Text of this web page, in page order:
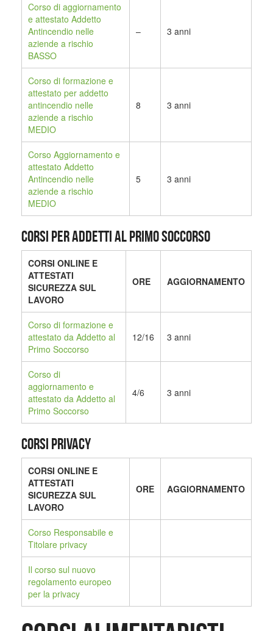
Corso di aggiornamento
e attestato Addetto
Antincendio nelle
aziende a rischio
BASSO
– 3 anni
Corso di formazione e
attestato per addetto
antincendio nelle
aziende a rischio
MEDIO
8 3 anni
Corso Aggiornamento e
attestato Addetto
Antincendio nelle
aziende a rischio
MEDIO
5 3 anni
CORSI PER ADDETTI AL PRIMO SOCCORSO
CORSI ONLINE E
ATTESTATI
SICUREZZA SUL
LAVORO
ORE AGGIORNAMENTO
Corso di formazione e
attestato da Addetto al
Primo Soccorso
12/16 3 anni
Corso di
aggiornamento e
attestato da Addetto al
Primo Soccorso
4/6 3 anni
CORSI PRIVACY
CORSI ONLINE E
ATTESTATI
SICUREZZA SUL
LAVORO
ORE AGGIORNAMENTO
Corso Responsabile e
Titolare privacy
Il corso sul nuovo
regolamento europeo
per la privacy